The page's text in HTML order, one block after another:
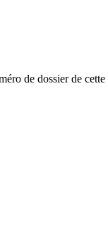
de dossier de